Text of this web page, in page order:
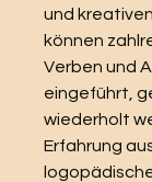
und
können
Verben und
eingeführt,
wiederholt
Erfahrung